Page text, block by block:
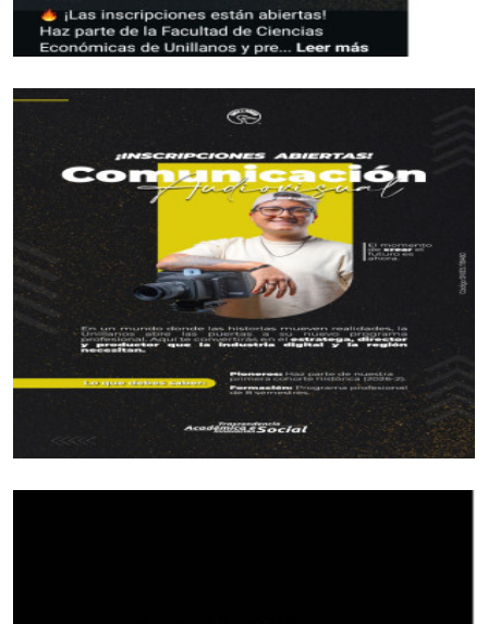
Niuman (Venezuela)
presentaciÃ³n de los demÃ¡s seleccionado del
Meta, que viene de realizar una etapa de
concentraciÃ³n por mÃ¡s de diez dÃ­as en la ciudad
IbaguÃ©.
Esta fase de preparaciÃ³n y adaptaciÃ³n la viene
cumpliendo la Liga de Boxeo del Meta, gracias al
apoyo del Gobierno Departamental a travÃ©s del
Instituto de Deportes y RecreaciÃ³n, Idermeta.